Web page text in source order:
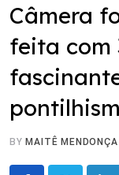
Câmera
feita com
BY MAITÊ MENDONÇA